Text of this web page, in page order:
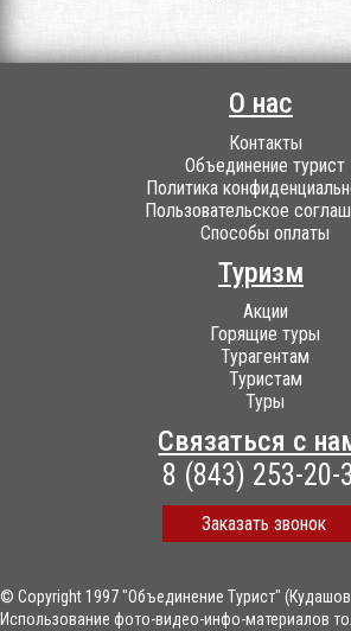
О нас
Контакты
Объединение турист
Политика
Пользовательское
Способы оплаты
Туризм
Акции
Горящие туры
Турагентам
Туристам
Туры
Связаться с
8 (843) 253-20-
Заказать звонок
© Copyright 1997 "Объединение Турист"
Использование фото-видео-инфо-материалов